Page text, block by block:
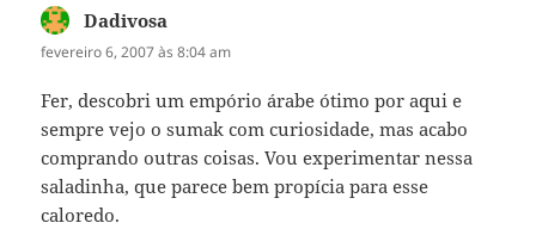
Dadivosa
fevereiro 6, 2007 às 8:04 am
Fer, descobri um empório árabe ótimo por aqui e
sempre vejo o sumak com curiosidade, mas acabo
comprando outras coisas. Vou experimentar nessa
saladinha, que parece bem propícia para esse
caloredo.